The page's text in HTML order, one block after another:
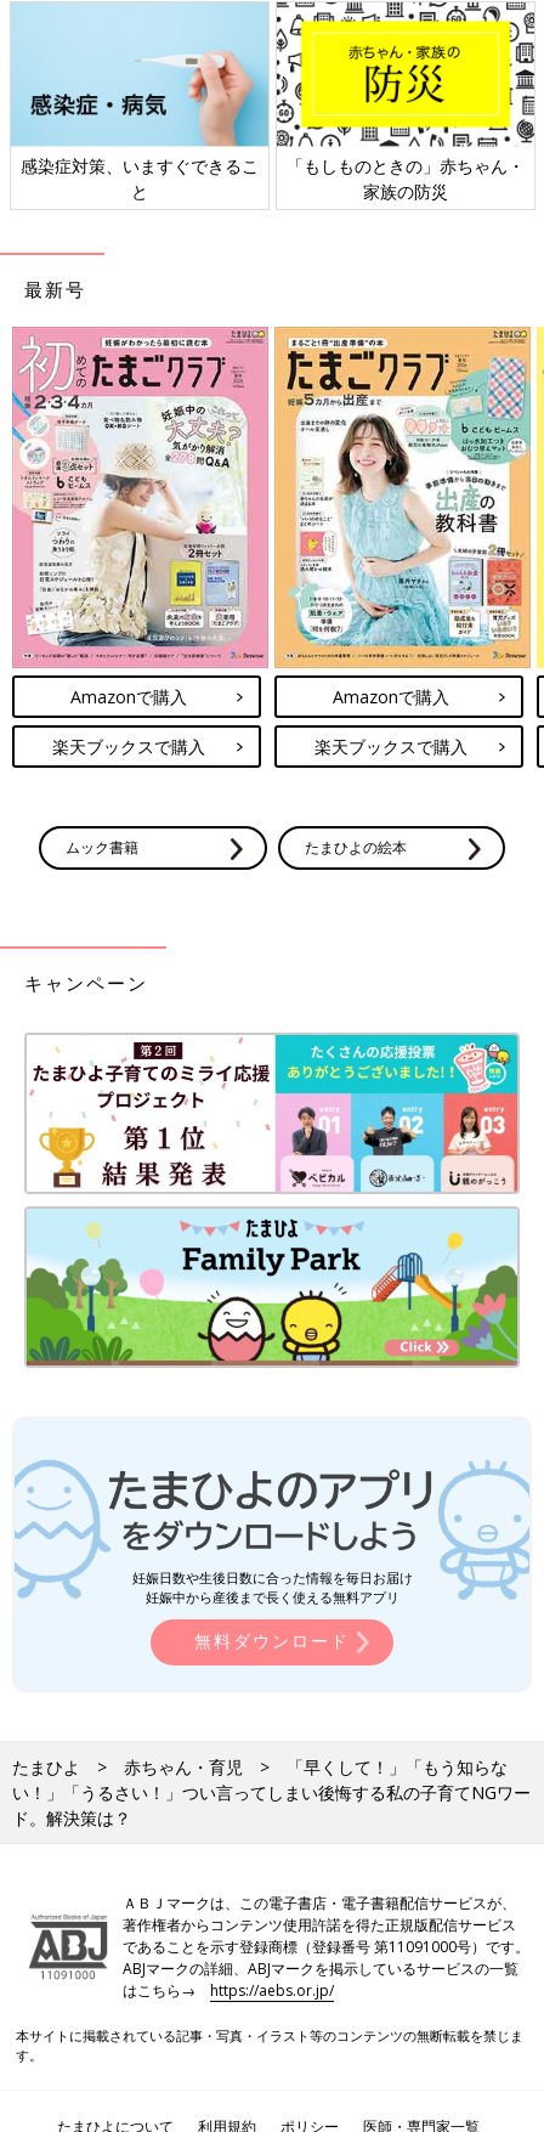
感染症対策、いますぐできるこ
と
「もしものときの」赤ちゃん・
家族の防災
最新号
Amazonで購入
楽天ブックスで購入
Amazonで購入
楽天ブックスで購入
ムック書籍 たまひよの絵本
キャンペーン
妊娠日数や生後日数に合った情報を毎日お届け
妊娠中から産後まで長く使える無料アプリ
無料ダウンロード
たまひよ 赤ちゃん・育児
「早くして！」「もう知らな
い！」「うるさい！」つい言ってしまい後悔する私の子育てNGワー
ド。解決策は？
ＡＢＪマークは、この電子書店・電子書籍配信サービスが、
著作権者からコンテンツ使用許諾を得た正規版配信サービス
であることを示す登録商標（登録番号 第11091000号）です。
ABJマークの詳細、ABJマークを掲示しているサービスの一覧
はこちら→https://aebs.or.jp/
本サイトに掲載されている記事・写真・イラスト等のコンテンツの無断転載を禁じま
す。
たまひよについて 利用規約 ポリシー 医師・専門家一覧